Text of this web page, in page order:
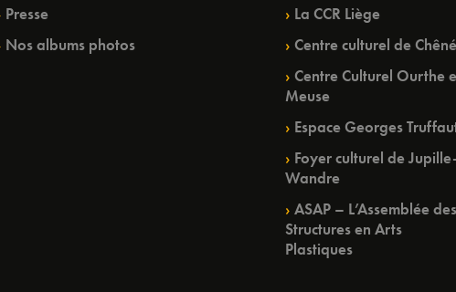
Presse
Nos albums photos
La CCR Liège
Centre culturel de
Centre Culturel Ourthe
Meuse
Espace Georges
Foyer culturel de
Wandre
ASAP – L’Assemblée des
Structures en Arts
Plastiques